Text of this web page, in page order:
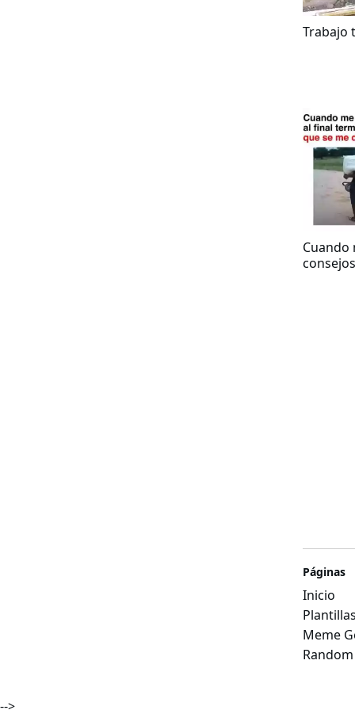
Trabajo
Cuando
Páginas
Inicio
Meme
Random
-->